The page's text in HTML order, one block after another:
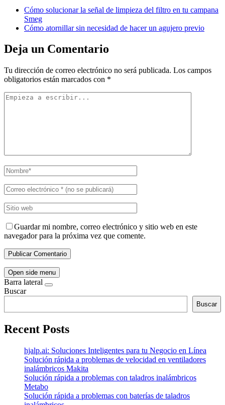
Cómo solucionar la señal de limpieza del filtro en tu campana
Smeg
Cómo atornillar sin necesidad de hacer un agujero previo
Deja un Comentario
Tu dirección de correo electrónico no será publicada. Los campos
obligatorios están marcados con *
Guardar mi nombre, correo electrónico y sitio web en este
navegador para la próxima vez que comente.
Open side menu
Barra lateral
Buscar
Buscar
Recent Posts
hjalp.ai: Soluciones Inteligentes para tu Negocio en Línea
Solución rápida a problemas de velocidad en ventiladores
inalámbricos Makita
Solución rápida a problemas con taladros inalámbricos
Metabo
Solución rápida a problemas con baterías de taladros